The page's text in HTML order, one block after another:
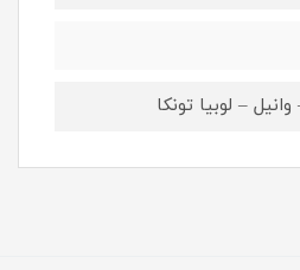
– لوبیا تونکا